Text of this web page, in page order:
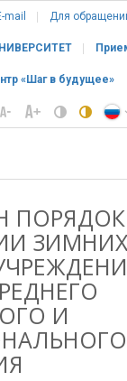
mail Для
«Шаг в будущее»
ПОРЯДОК
ЗИМНИХ
И